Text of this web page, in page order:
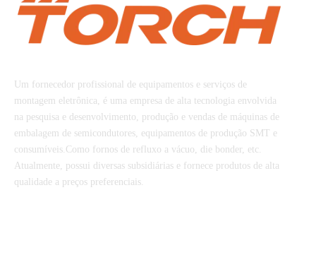
Um fornecedor profissional de equipamentos e serviços de
montagem eletrônica, é uma empresa de alta tecnologia envolvida
na pesquisa e desenvolvimento, produção e vendas de máquinas de
embalagem de semicondutores, equipamentos de produção SMT e
consumíveis.Como fornos de refluxo a vácuo, die bonder, etc.
Atualmente, possui diversas subsidiárias e fornece produtos de alta
qualidade a preços preferenciais.